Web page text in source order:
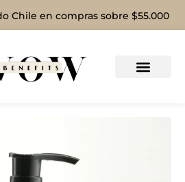
Chile en compras sobre $55.000